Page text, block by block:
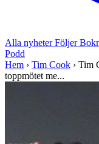
Alla nyheterFöljer
Podd
Hem › Tim Cook › Tim
toppmötet me...